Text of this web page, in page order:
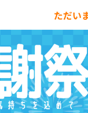
ただい